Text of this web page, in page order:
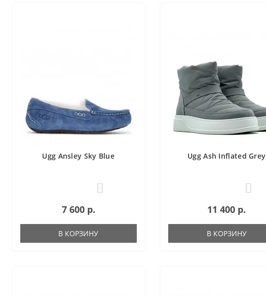
Ugg Ansley Sky Blue
7 600 р.
В КОРЗИНУ
Ugg Ash Inflated Grey
11 400 р.
В КОРЗИНУ